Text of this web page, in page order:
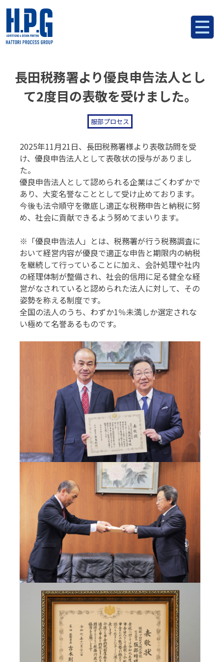
コ
テ
ン
長田税務署より優良申告法人とし
て2度目の表敬を受けました。
服部プロセス
2025年11月21日、長田税務署様より表敬訪問を受
け、優良申告法人として表敬状の授与がありまし
た。
優良申告法人として認められる企業はごくわずかで
あり、大変名誉なこととして受け止めております。
今後も法令順守を徹底し適正な税務申告と納税に努
め、社会に貢献できるよう努めてまいります。
※「優良申告法人」とは、税務署が行う税務調査に
おいて経営内容が優良で適正な申告と期限内の納税
を継続して行っていることに加え、会計処理や社内
の経理体制が整備され、社会的信用に足る健全な経
営がなされていると認められた法人に対して、その
姿勢を称える制度です。
全国の法人のうち、わずか1％未満しか選定されな
い極めて名誉あるものです。